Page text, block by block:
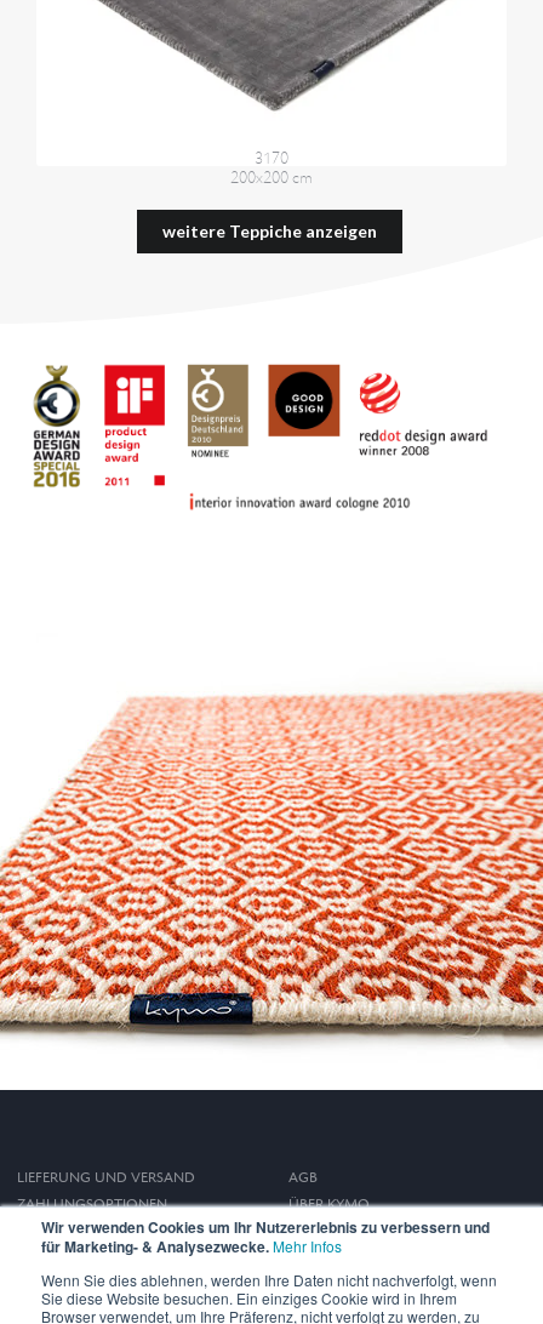
Wir verwenden Cookies um Ihr Nutzererlebnis zu verbessern und
für Marketing- & Analysezwecke.Mehr Infos
Wenn Sie dies ablehnen, werden Ihre Daten nicht nachverfolgt, wenn
Sie diese Website besuchen. Ein einziges Cookie wird in Ihrem
Browser verwendet, um Ihre Präferenz, nicht verfolgt zu werden, zu
3170
200x200 cm
2300,00 €
weitere Teppiche anzeigen
LIEFERUNG UND VERSAND
ZAHLUNGSOPTIONEN
WIDERRUFSRECHT
AGB
ÜBER KYMO
IMPRESSUM
DATENSCHUTZ